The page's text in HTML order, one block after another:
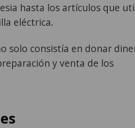
hasta los artículos que
eléctrica.
solo consistía en donar
y venta de los